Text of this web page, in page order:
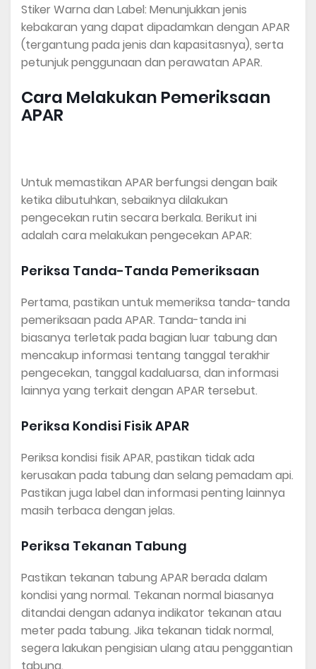
Stiker Warna dan Label: Menunjukkan jenis
kebakaran yang dapat dipadamkan dengan APAR
(tergantung pada jenis dan kapasitasnya), serta
petunjuk penggunaan dan perawatan APAR.
Cara Melakukan Pemeriksaan
APAR
Untuk memastikan APAR berfungsi dengan baik
ketika dibutuhkan, sebaiknya dilakukan
pengecekan rutin secara berkala. Berikut ini
adalah cara melakukan pengecekan APAR:
Periksa Tanda-Tanda Pemeriksaan
Pertama, pastikan untuk memeriksa tanda-tanda
pemeriksaan pada APAR. Tanda-tanda ini
biasanya terletak pada bagian luar tabung dan
mencakup informasi tentang tanggal terakhir
pengecekan, tanggal kadaluarsa, dan informasi
lainnya yang terkait dengan APAR tersebut.
Periksa Kondisi Fisik APAR
Periksa kondisi fisik APAR, pastikan tidak ada
kerusakan pada tabung dan selang pemadam api.
Pastikan juga label dan informasi penting lainnya
masih terbaca dengan jelas.
Periksa Tekanan Tabung
Pastikan tekanan tabung APAR berada dalam
kondisi yang normal. Tekanan normal biasanya
ditandai dengan adanya indikator tekanan atau
meter pada tabung. Jika tekanan tidak normal,
segera lakukan pengisian ulang atau penggantian